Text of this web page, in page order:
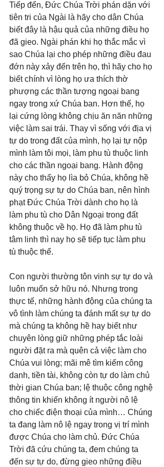
Tiếp đến, Đức Chúa Trời phán dặn với
tiên tri của Ngài là hãy cho dân Chúa
biết đây là hậu quả của những điều họ
đã gieo. Ngài phán khi họ thắc mắc vì
sao Chúa lại cho phép những điều đau
đớn này xảy đến trên họ, thì hãy cho họ
biết chính vì lòng họ ưa thích thờ
phượng các thần tượng ngoại bang
ngay trong xứ Chúa ban. Hơn thế, họ
lại cứng lòng không chịu ăn năn những
việc làm sai trái. Thay vì sống với địa vị
tự do trong đất của mình, họ lại tự nộp
mình làm tôi mọi, làm phu tù thuộc linh
cho các thần ngoại bang. Hành động
này cho thấy họ lìa bỏ Chúa, không hề
quý trọng sự tự do Chúa ban, nên hình
phạt Đức Chúa Trời dành cho họ là
làm phu tù cho Dân Ngoại trong đất
không thuộc về họ. Họ đã làm phu tù
tâm linh thì nay họ sẽ tiếp tục làm phu
tù thuộc thể.
Con người thường tôn vinh sự tự do và
luôn muốn sở hữu nó. Nhưng trong
thực tế, những hành động của chúng ta
vô tình làm chúng ta đánh mất sự tự do
mà chúng ta không hề hay biết như
chuyên lòng giữ những phép tắc loài
người đặt ra mà quên cả việc làm cho
Chúa vui lòng; mãi mê tìm kiếm công
danh, tiền tài, không còn tự do làm chủ
thời gian Chúa ban; lệ thuộc công nghệ
thông tin khiến không ít người nô lệ
cho chiếc điện thoại của mình… Chúng
ta đang làm nô lệ ngay trong vị trí mình
được Chúa cho làm chủ. Đức Chúa
Trời đã cứu chúng ta, đem chúng ta
đến sự tự do, đừng gieo những điều